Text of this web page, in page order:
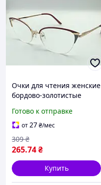
Очки для чтения женские
бордово-золотистые
Готово к отправке
от27₴/мес
265.74₴
309 ₴
Купить